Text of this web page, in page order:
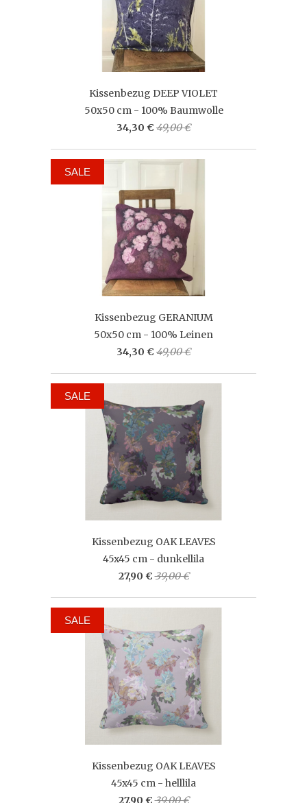
Kissenbezug DEEP VIOLET
50x50 cm - 100% Baumwolle
34,30 € 49,00 €
Kissenbezug GERANIUM
50x50 cm - 100% Leinen
34,30 € 49,00 €
SALE
Kissenbezug OAK LEAVES
45x45 cm - dunkellila
27,90 €39,00 €
SALE
Kissenbezug OAK LEAVES
45x45 cm - helllila
27,90 €39,00 €
SALE